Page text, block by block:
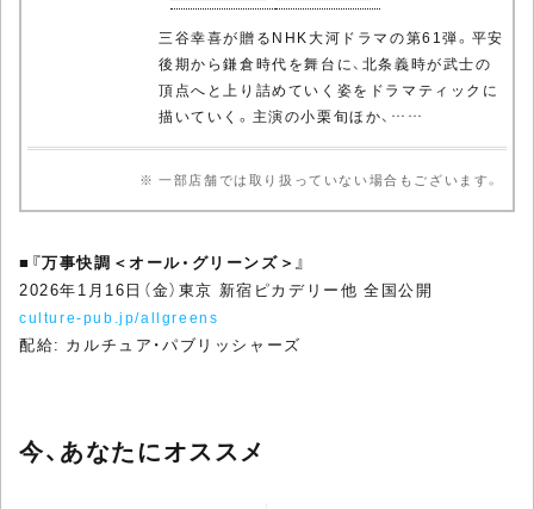
三谷幸喜が贈るNHK大河ドラマの第61弾。平安
後期から鎌倉時代を舞台に、北条義時が武士の
頂点へと上り詰めていく姿をドラマティックに
描いていく。主演の小栗旬ほか、……
※ 一部店舗では取り扱っていない場合もございます。
■ 『万事快調＜オール・グリーンズ＞』
2026年1月16日（金）東京 新宿ピカデリー他 全国公開
culture-pub.jp/allgreens
配給: カルチュア・パブリッシャーズ
今、あなたにオススメ